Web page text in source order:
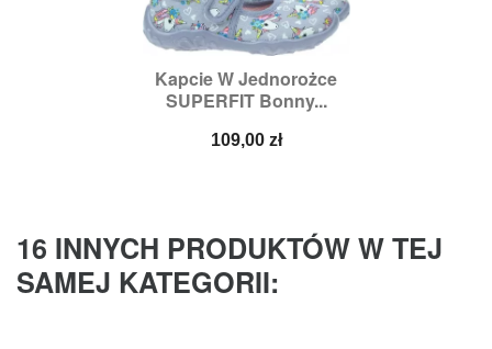
Kapcie W Jednorożce
SUPERFIT Bonny...
Cena
109,00 zł
16 INNYCH PRODUKTÓW W TEJ
SAMEJ KATEGORII: